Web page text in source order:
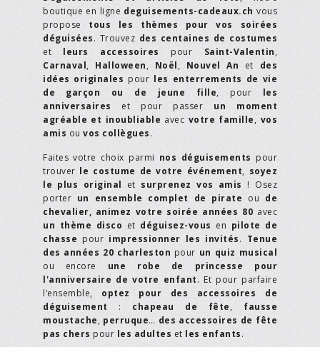
boutique en ligne deguisements-cadeaux.ch vous
propose tous les thèmes pour vos soirées
déguisées. Trouvez des centaines de costumes
et leurs accessoires pour Saint-Valentin,
Carnaval, Halloween, Noël, Nouvel An et des
idées originales pour les enterrements de vie
de garçon ou de jeune fille, pour les
anniversaires et pour passer un moment
agréable et inoubliable avec votre famille, vos
amis ou vos collègues.
Faites votre choix parmi nos déguisements pour
trouver le costume de votre événement, soyez
le plus original et surprenez vos amis ! Osez
porter un ensemble complet de pirate ou de
chevalier, animez votre soirée années 80 avec
un thème disco et déguisez-vous en pilote de
chasse pour impressionner les invités. Tenue
des années 20 charleston pour un quiz musical
ou encore une robe de princesse pour
l'anniversaire de votre enfant. Et pour parfaire
l’ensemble, optez pour des accessoires de
déguisement : chapeau de fête, fausse
moustache, perruque… des accessoires de fête
pas chers pour les adultes et les enfants.